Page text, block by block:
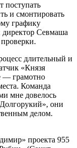
поступать
и смонтировать
графику
директор Севмаша
длительный и
«Князя
— грамотно
Команда
мне довелось
они
делом.
проекта 955